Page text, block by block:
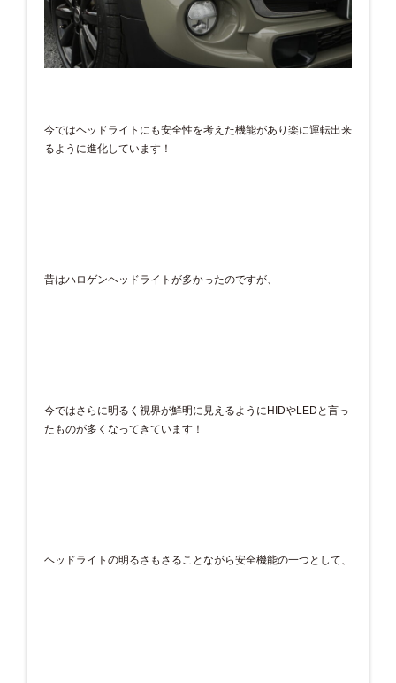
今ではヘッドライトにも安全性を考えた機能があり楽に運転出来
るように進化しています！
昔はハロゲンヘッドライトが多かったのですが、
今ではさらに明るく視界が鮮明に見えるようにHIDやLEDと言っ
たものが多くなってきています！
ヘッドライトの明るさもさることながら安全機能の一つとして、